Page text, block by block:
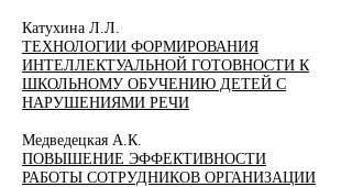
Катухина Л.Л.
ТЕХНОЛОГИИ ФОРМИРОВАНИЯ
ИНТЕЛЛЕКТУАЛЬНОЙ ГОТОВНОСТИ К
ШКОЛЬНОМУ ОБУЧЕНИЮ ДЕТЕЙ С
НАРУШЕНИЯМИ РЕЧИ
Медведецкая А.К.
ПОВЫШЕНИЕ ЭФФЕКТИВНОСТИ
РАБОТЫ СОТРУДНИКОВ ОРГАНИЗАЦИИ